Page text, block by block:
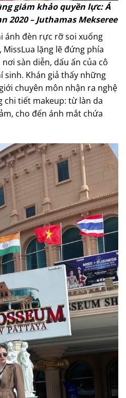
giám khảo quyền lực: Á
2020 – Juthamas Mekseree
ánh đèn rực rỡ soi xuống
lặng lẽ đứng phía
sàn diễn, dấu ấn của cô
Khán giả thấy những
chuyên môn nhận ra nghệ
tiết makeup: từ làn da
cho đến ánh mắt chứa